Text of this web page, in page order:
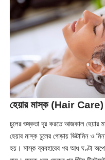
হেয়ার মাস্ক (Hair Care)
চুলের শুষ্কতা দূর করতে আজকাল হেয়ার
হেয়ার মাস্ক চুলের গোড়ায় ভিটামিন ও
হয়। মাস্ক ব্যবহারের পর আধ ঘণ্টা